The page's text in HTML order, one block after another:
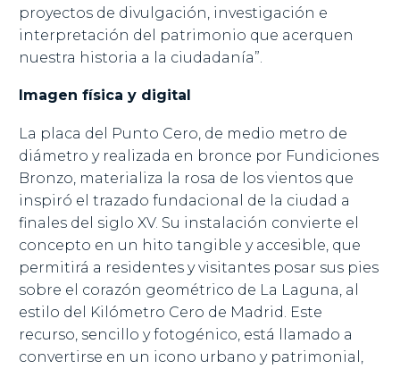
proyectos de divulgación, investigación e
interpretación del patrimonio que acerquen
nuestra historia a la ciudadanía”.
Imagen física y digital
La placa del Punto Cero, de medio metro de
diámetro y realizada en bronce por Fundiciones
Bronzo, materializa la rosa de los vientos que
inspiró el trazado fundacional de la ciudad a
finales del siglo XV. Su instalación convierte el
concepto en un hito tangible y accesible, que
permitirá a residentes y visitantes posar sus pies
sobre el corazón geométrico de La Laguna, al
estilo del Kilómetro Cero de Madrid. Este
recurso, sencillo y fotogénico, está llamado a
convertirse en un icono urbano y patrimonial,